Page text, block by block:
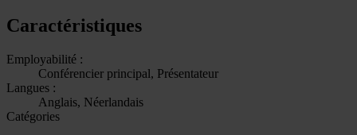
Caractéristiques
Employabilité :
Conférencier principal, Présentateur
Langues :
Anglais, Néerlandais
Catégories